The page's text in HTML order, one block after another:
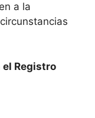
a la
Registro